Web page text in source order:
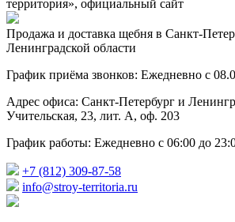
территория», официальный сайт
Продажа и доставка щебня в Санкт-
Ленинградской области
График приёма звонков: Ежедневно с
Адрес офиса: Санкт-Петербург и
Учительская, 23, лит. А, оф. 203
График работы: Ежедневно с 06:00 до
+7 (812) 309-87-58
info@stroy-territoria.ru